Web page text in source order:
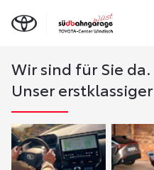
Wir sind für Sie da.
Unser